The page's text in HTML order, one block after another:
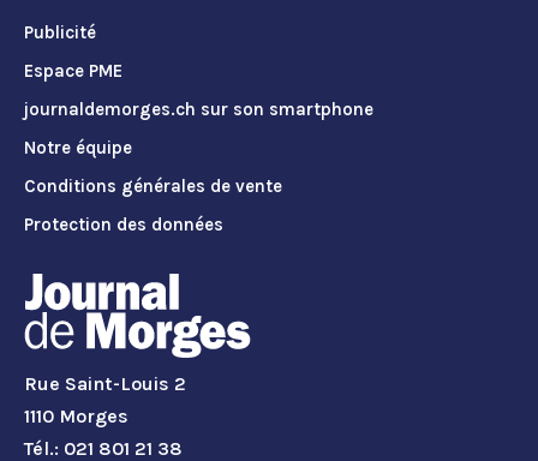
Publicité
Espace PME
journaldemorges.ch sur son smartphone
Notre équipe
Conditions générales de vente
Protection des données
Rue Saint-Louis 2
1110 Morges
Tél.: 021 801 21 38